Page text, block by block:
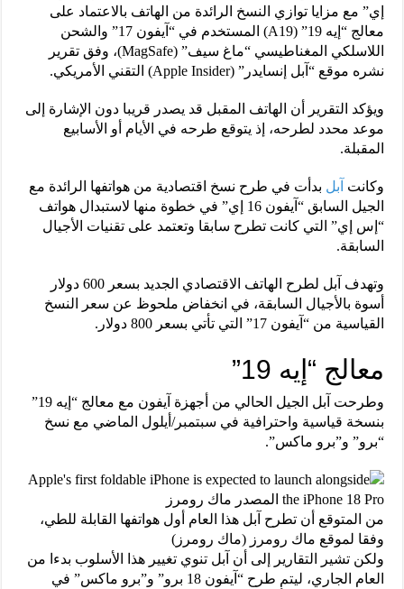
إي” مع مزايا توازي النسخ الرائدة من الهاتف بالاعتماد على
معالج “إيه 19” (A19) المستخدم في “آيفون 17” والشحن
اللاسلكي المغناطيسي “ماغ سيف” (MagSafe)، وفق تقرير
نشره موقع “آبل إنسايدر” (Apple Insider) التقني الأمريكي.
ويؤكد التقرير أن الهاتف المقبل قد يصدر قريبا دون الإشارة إلى
موعد محدد لطرحه، إذ يتوقع طرحه في الأيام أو الأسابيع
المقبلة.
وكانت آبل بدأت في طرح نسخ اقتصادية من هواتفها الرائدة مع
الجيل السابق “آيفون 16 إي” في خطوة منها لاستبدال هواتف
“إس إي” التي كانت تطرح سابقا وتعتمد على تقنيات الأجيال
السابقة.
وتهدف آبل لطرح الهاتف الاقتصادي الجديد بسعر 600 دولار
أسوة بالأجيال السابقة، في انخفاض ملحوظ عن سعر النسخ
القياسية من “آيفون 17” التي تأتي بسعر 800 دولار.
معالج “إيه 19”
وطرحت آبل الجيل الحالي من أجهزة آيفون مع معالج “إيه 19”
بنسخة قياسية واحترافية في سبتمبر/أيلول الماضي مع نسخ
“برو” و”برو ماكس”.
من المتوقع أن تطرح آبل هذا العام أول هواتفها القابلة للطي،
وفقا لموقع ماك رومرز (ماك رومرز)
ولكن تشير التقارير إلى أن آبل تنوي تغيير هذا الأسلوب بدءا من
العام الجاري، ليتم طرح “آيفون 18 برو” و”برو ماكس” في